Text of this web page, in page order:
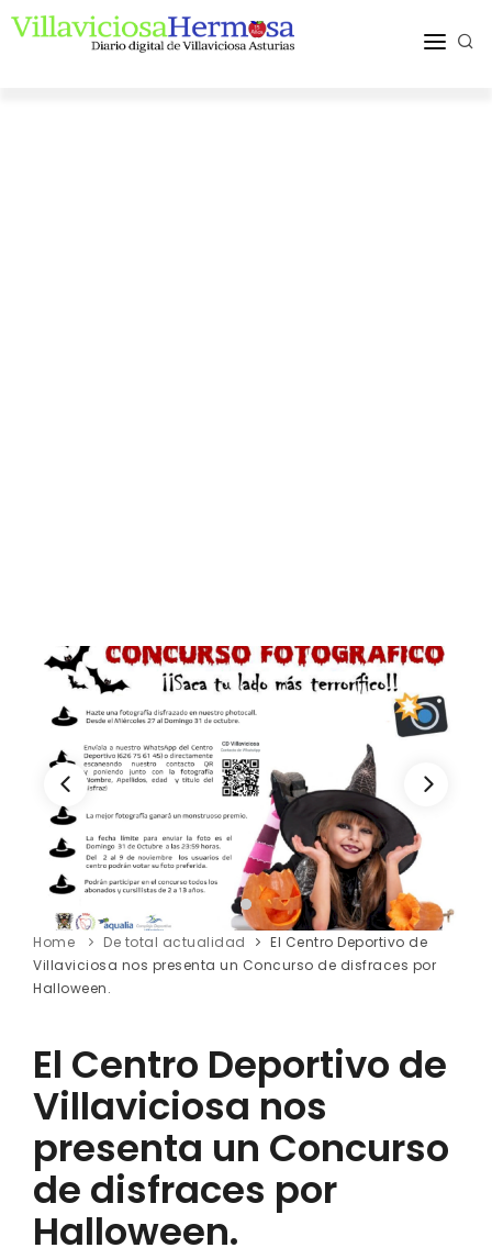
Home De total actualidad
El Centro Deportivo de
Villaviciosa nos presenta un Concurso de disfraces por
Halloween.
El Centro Deportivo de
Villaviciosa nos
presenta un Concurso
de disfraces por
Halloween.